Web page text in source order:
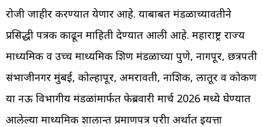
रोजी जाहीर करण्यात येणार आहे. याबाबत मंडळाच्यावतीने
प्रसिद्धी पत्रक काढून माहिती देण्यात आली आहे. महाराष्ट्र राज्य
माध्यमिक व उच्च माध्यमिक शिक्षण मंडळाच्या पुणे, नागपूर, छत्रपती
संभाजीनगर मुंबई, कोल्हापूर, अमरावती, नाशिक, लातूर व कोकण
या नऊ विभागीय मंडळांमार्फत फेब्रवारी मार्च 2026 मध्ये घेण्यात
आलेल्या माध्यमिक शालान्त प्रमाणपत्र परीक्षा अर्थात इयत्ता